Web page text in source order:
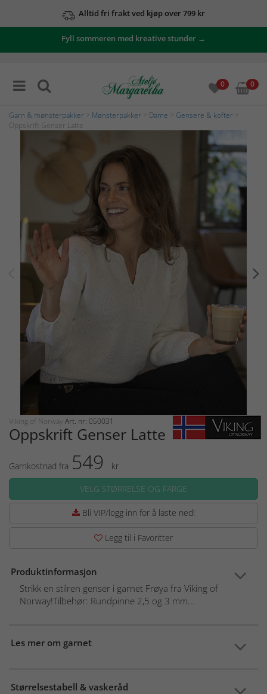
Alltid fri frakt ved kjøp over 799 kr
Fyll sommeren med kreative stunder →
0 0
Garn & mønsterpakker Mønsterpakker Dame Gensere & kofter
Oppskrift Genser Latte
Viking of Norway Art. nr: 050031
Oppskrift Genser Latte
Garnkostnad fra 549
kr
VELG STØRRELSE OG FARGE
Bli VIP/logg inn for å laste ned!
Legg til i Favoritter
Produktinformasjon
Strikk en stilren genser i garnet Frøya fra Viking of
Norway!Tilbehør: Rundpinne 2,5 og 3 mm...
Les mer om garnet
Størrelsestabell & vaskeråd